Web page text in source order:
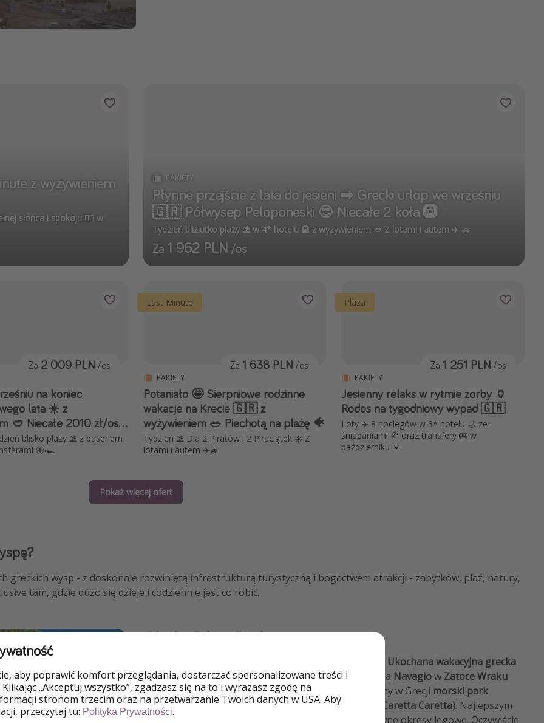
z wyżywieniem
słońca i spokoju 🧘‍♀️ w
PAKIETY
Płynne przejście z lata do jesieni ➡️ Grecki urlop we wrześniu
🇬🇷 Półwysep Peloponeski 😎 Niecałe 2 koła 🛞
Tydzień bliziutko plaży ⛱️ w 4* hotelu 🏨 z wyżywieniem 🥙 Z lotami i autem ✈️ 🚗
Za 1 962 PLN /os
na koniec
lata ☀️ z
🥙 Niecałe 2010 zł/os
blisko plaży ⛱️ z basenem
🦋🏎️
Za 2 009 PLN /os
Last Minute
PAKIETY
Potaniało 🤩 Sierpniowe rodzinne
wakacje na Krecie 🇬🇷 z
wyżywieniem 🥗 Piechotą na plażę 🐠
Tydzień ⛱️ Dla 2 Piratów i 2 Piraciątek ☀️ Z
lotami i autem ✈️🚙
Za 1 638 PLN /os
Plaża
PAKIETY
Jesienny relaks w rytmie zorby 🏺
Rodos na tygodniowy wypad 🇬🇷
Loty ✈️ 8 noclegów w 3* hotelu 🌙 ze
śniadaniami 🥐 oraz transfery 🚌 w
październiku ☀️
Za 1 251 PLN /os
Pokaż więcej ofert
greckich wysp - z doskonale rozwiniętą infrastrukturą turystyczną i bogactwem atrakcji - zabytków, plaż, natury,
tam, gdzie dużo się dzieje i codziennie jest co robić.
Zakynthos (Zakintos, Zante)
Ukochana wakacyjna grecka
destynacja Polaków! To tu mieści się legandarna plaża Navagiow Zatoce Wraku
pod urwistymklifem. Na wyspie znajduje się też jedyny w Grecji morski park
narodowy- możecie tu obserwowaćżółwie Karetta (Caretta Caretta). Najlepszym
- to główne okresy lęgowe. Oczywiście
aby poprawić komfort przeglądania, dostarczać spersonalizowane treści i
„Akceptuj wszystko”, zgadzasz się na to i wyrażasz zgodę na
stronom trzecim oraz na przetwarzanie Twoich danych w USA. Aby
przeczytaj tu: Polityka Prywatności.